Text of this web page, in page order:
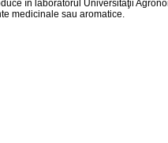
în laboratorul Universităţii
medicinale sau aromatice.